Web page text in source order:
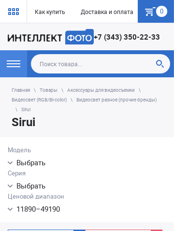
Как купить Доставка и оплата Гарантия
0
+7 (343) 350-22-33
Главная Товары
Аксессуары для видеосъемки
Видеосвет (RGB/Bi-color)
Видеосвет разное (прочие бренды)
Sirui
Sirui
Модель
Выбрать
Серия
Выбрать
Ценовой диапазон
11890–49190